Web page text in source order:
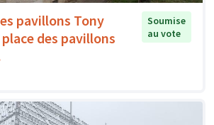
pavillons Tony
des pavillons
Soumise
au vote